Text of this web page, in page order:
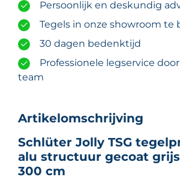
Artikelomschrijving
Schlüter Jolly TSG
alu structuur gecoat
300 cm
Persoonlijk en deskundig
Tegels in onze showroom te
30 dagen bedenktijd
Professionele legservice
team